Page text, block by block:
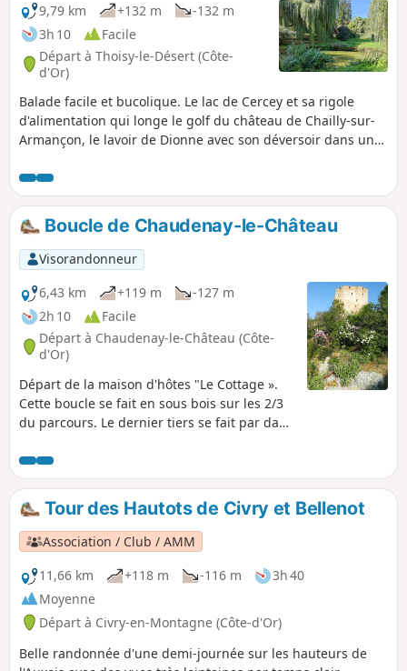
9,79 km
+132 m
-132 m
3h 10
Facile
Départ à Thoisy-le-Désert (Côte-
d'Or)
Balade facile et bucolique. Le lac de Cercey et sa rigole
d'alimentation qui longe le golf du château de Chailly-sur-
Armançon, le lavoir de Dionne avec son déversoir dans une
l'habitat traditionnel.
Boucle de Chaudenay-le-Château
Visorandonneur
6,43 km
+119 m
-127 m
2h 10
Facile
Départ à Chaudenay-le-Château (Côte-
d'Or)
Départ de la maison d'hôtes "Le Cottage ».
Cette boucle se fait en sous bois sur les 2/3
du parcours. Le dernier tiers se fait par dans
être évité (voir description). Balade agréable
ou vous pourrez croiser des biches ou des
chevreuils si vous restez discret et
observateur.
Tour des Hautots de Civry et Bellenot
Association / Club / AMM
11,66 km
+118 m -116 m
3h 40
Moyenne
Départ à Civry-en-Montagne (Côte-d'Or)
Belle randonnée d'une demi-journée sur les hauteurs de